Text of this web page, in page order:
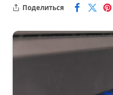
Поделиться